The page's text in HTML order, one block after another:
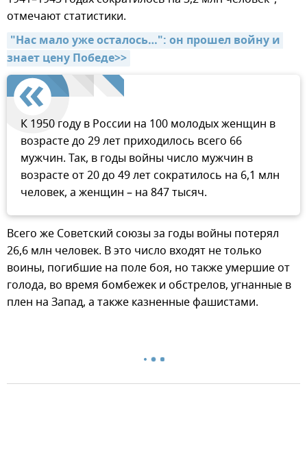
отмечают статистики.
"Нас мало уже осталось…": он прошел войну и
знает цену Победе>>
К 1950 году в России на 100 молодых женщин в
возрасте до 29 лет приходилось всего 66
мужчин. Так, в годы войны число мужчин в
возрасте от 20 до 49 лет сократилось на 6,1 млн
человек, а женщин – на 847 тысяч.
Всего же Советский союзы за годы войны потерял
26,6 млн человек. В это число входят не только
воины, погибшие на поле боя, но также умершие от
голода, во время бомбежек и обстрелов, угнанные в
плен на Запад, а также казненные фашистами.